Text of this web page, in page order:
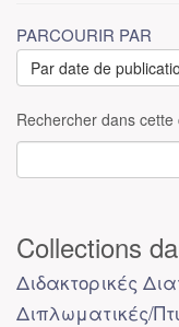
PARCOURIR PAR
Par date de
Rechercher dans
Collections
Διδακτορικές
Διπλωματικές/